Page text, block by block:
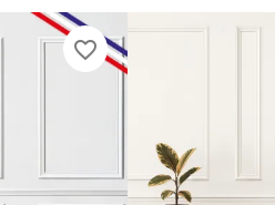
favorite_border